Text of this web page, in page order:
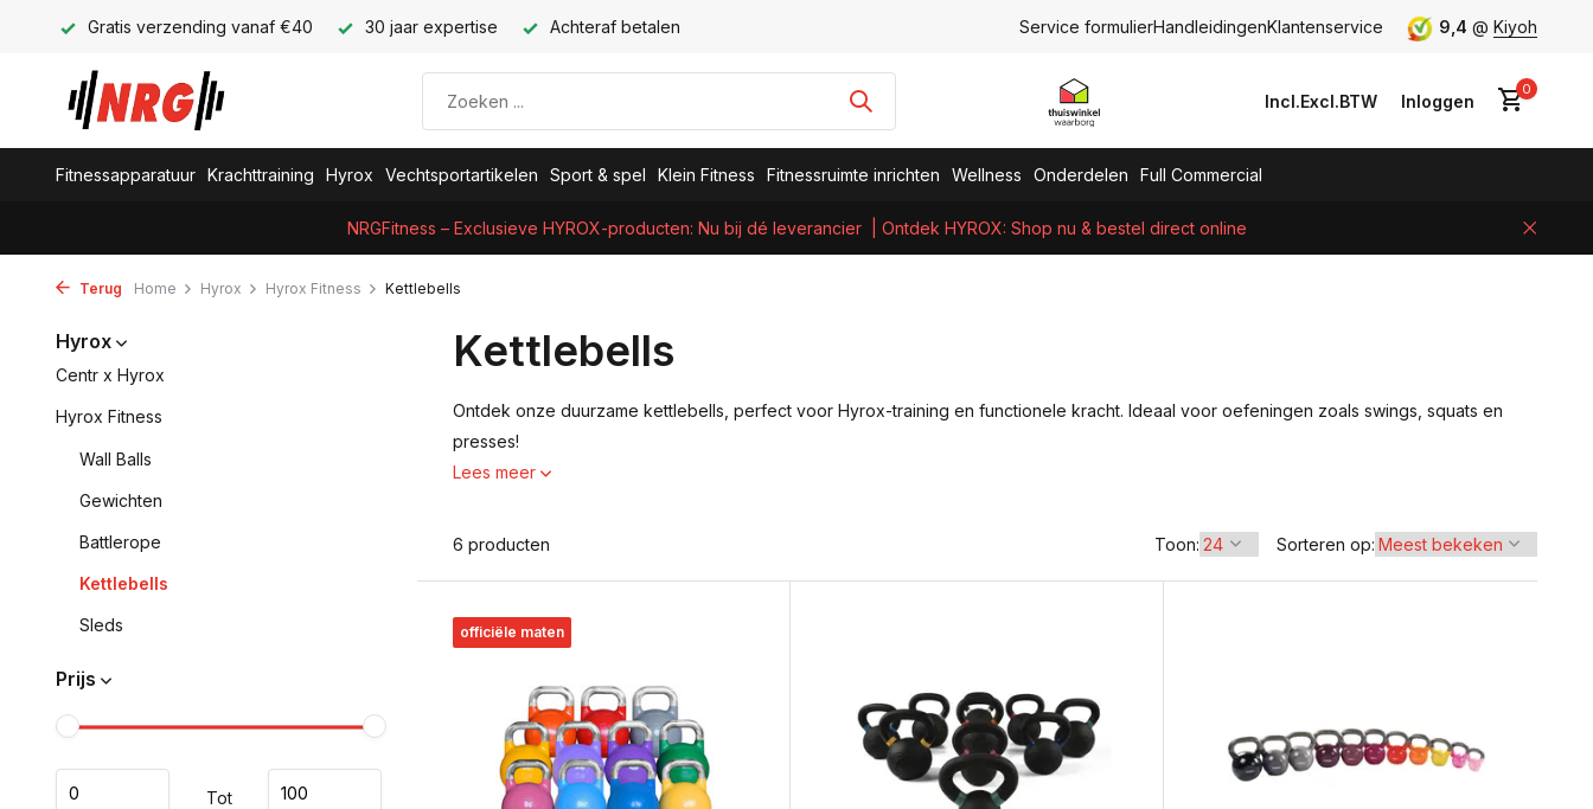
Gratis verzending vanaf €40 30 jaar expertise Achteraf betalen Service formulierHandleidingenKlantenservice 9,4 @ Kiyoh
Incl.Excl.BTW Inloggen
0
Fitnessapparatuur Krachttraining Hyrox Vechtsportartikelen Sport & spel Klein Fitness Fitnessruimte inrichten Wellness Onderdelen Full Commercial
NRGFitness – Exclusieve HYROX-producten: Nu bij dé leverancier | Ontdek HYROX: Shop nu & bestel direct online
Terug Home Hyrox Hyrox Fitness Kettlebells
Hyrox
Centr x Hyrox
Hyrox Fitness
Wall Balls
Gewichten
Battlerope
Kettlebells
Sleds
Prijs
Tot
Kettlebells
Ontdek onze duurzame kettlebells, perfect voor Hyrox-training en functionele kracht. Ideaal voor oefeningen zoals swings, squats en
presses!
Lees meer
6 producten Toon: Sorteren op:
officiële maten